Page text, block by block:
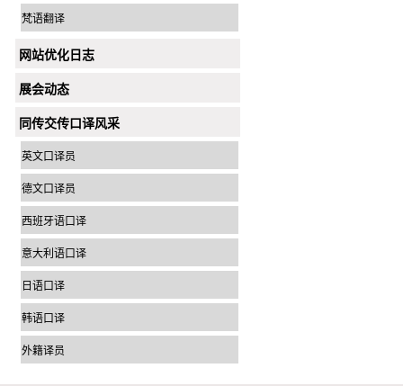
梵语翻译
网站优化日志
展会动态
同传交传口译风采
英文口译员
德文口译员
西班牙语口译
意大利语口译
日语口译
韩语口译
外籍译员